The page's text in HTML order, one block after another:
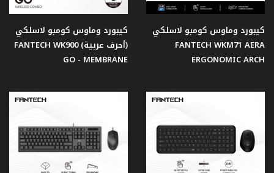
كيبورد وماوس كومبو لاسلكي
FANTECH WKM71 AERA
ERGONOMIC ARCH
كيبورد وماوس كومبو لاسلكي
(أحرف عربية) FANTECH WK900
GO - MEMBRANE
طاولات
جيمنج
Case
مراوح